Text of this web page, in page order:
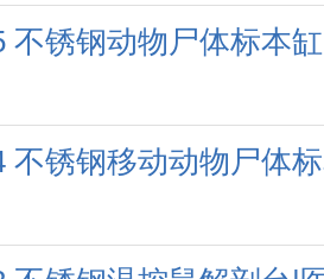
不锈钢动物尸体标本
不锈钢移动动物尸体